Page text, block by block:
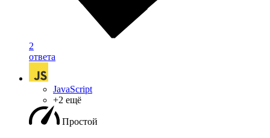
2
ответа
JavaScript
+2 ещё
Простой